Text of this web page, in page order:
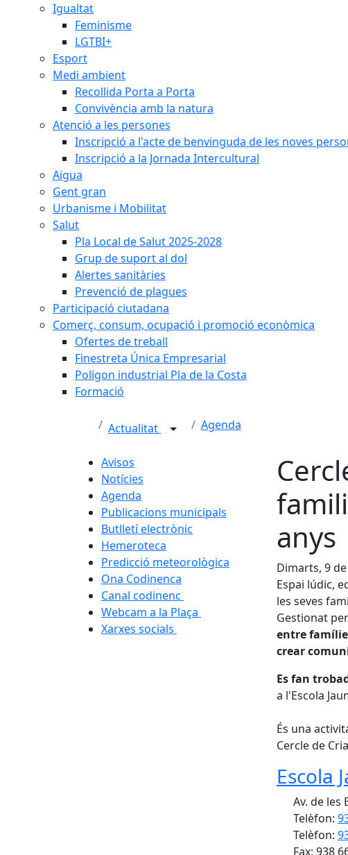
Igualtat
Feminisme
LGTBI+
Esport
Medi ambient
Recollida Porta a Porta
Convivència amb la natura
Atenció a les persones
Inscripció a l'acte de benvinguda de les noves
Inscripció a la Jornada Intercultural
Aigua
Gent gran
Urbanisme i Mobilitat
Salut
Pla Local de Salut 2025-2028
Grup de suport al dol
Alertes sanitàries
Prevenció de plagues
Participació ciutadana
Comerç, consum, ocupació i promoció econòmica
Ofertes de treball
Finestreta Única Empresarial
Polígon industrial Pla de la Costa
Formació
Actualitat Agenda
Avisos
Notícies
Agenda
Publicacions municipals
Butlletí electrònic
Hemeroteca
Predicció meteorològica
Ona Codinenca
Canal codinenc
Webcam a la Plaça
Xarxes socials
anys
Dimarts, 9
Espai lúdic,
les seves
Gestionat
entre
crear
Es fan
a l'Escola
És una
Cercle de
Escola
Av. de les
Telèfon:
Telèfon:
Fax: 938